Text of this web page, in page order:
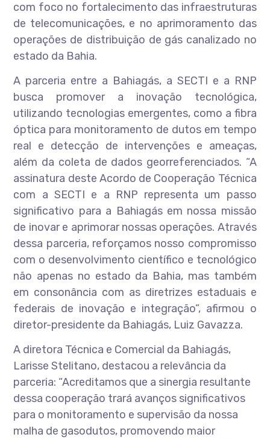
com foco no fortalecimento das infraestruturas
de telecomunicações, e no aprimoramento das
operações de distribuição de gás canalizado no
estado da Bahia.
A parceria entre a Bahiagás, a SECTI e a RNP
busca promover a inovação tecnológica,
utilizando tecnologias emergentes, como a fibra
óptica para monitoramento de dutos em tempo
real e detecção de intervenções e ameaças,
além da coleta de dados georreferenciados. “A
assinatura deste Acordo de Cooperação Técnica
com a SECTI e a RNP representa um passo
significativo para a Bahiagás em nossa missão
de inovar e aprimorar nossas operações. Através
dessa parceria, reforçamos nosso compromisso
com o desenvolvimento científico e tecnológico
não apenas no estado da Bahia, mas também
em consonância com as diretrizes estaduais e
federais de inovação e integração”, afirmou o
diretor-presidente da Bahiagás, Luiz Gavazza.
A diretora Técnica e Comercial da Bahiagás,
Larisse Stelitano, destacou a relevância da
parceria: “Acreditamos que a sinergia resultante
dessa cooperação trará avanços significativos
para o monitoramento e supervisão da nossa
malha de gasodutos, promovendo maior